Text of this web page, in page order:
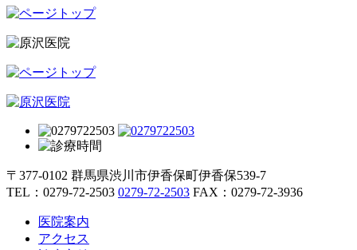
〒377-0102 群馬県渋川市伊香保町伊香保539-7
TEL： 0279-72-2503 0279-72-2503 FAX：0279-72-3936
医院案内
アクセス